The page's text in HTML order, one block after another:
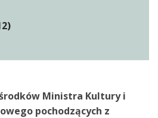
Ministra Kultury i
pochodzących z